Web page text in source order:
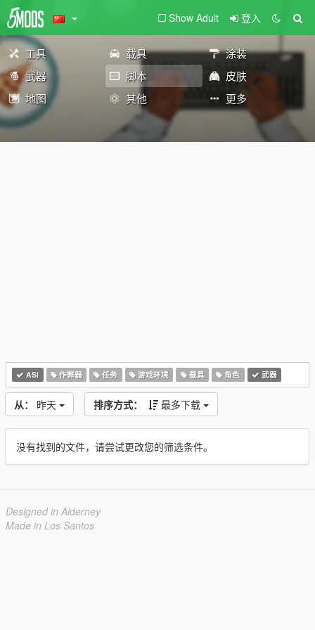
Show Adult 登入
工具 载具
涂装
武器
脚本
皮肤
地图
其他 更多
ASI 作弊器 任务 游戏环境 载具 角色 武器
从： 昨天 排序方式： 最多下载
没有找到的文件，请尝试更改您的筛选条件。
Designed in Alderney
Made in Los Santos